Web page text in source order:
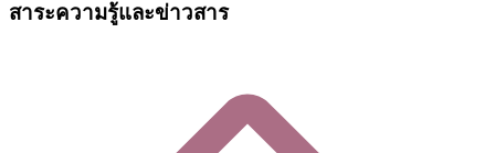
สาระความรู้และข่าวสาร